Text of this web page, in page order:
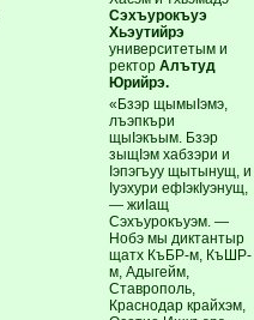
Сэхъурокъуэ
Хьэутийрэ
университетым и
ректорАлътуд
Юрийрэ.
«Бзэр щымыIэмэ,
лъэпкъри
щыIэкъым. Бзэр
зыщIэм хабзэри и
Iэпэгъуу щытынущ, и
Iуэхури ефIэкIуэнущ,
— жиIащ
Сэхъурокъуэм. —
Нобэ мы диктантыр
щатх КъБР-м, КъШР-
м, Адыгейм,
Ставрополь,
Краснодар крайхэм,